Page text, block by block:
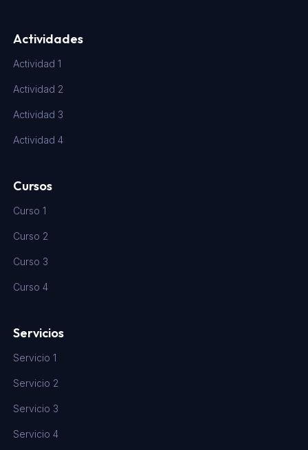
Actividades
Actividad 1
Actividad 2
Actividad 3
Actividad 4
Cursos
Curso 1
Curso 2
Curso 3
Curso 4
Servicios
Servicio 1
Servicio 2
Servicio 3
Servicio 4